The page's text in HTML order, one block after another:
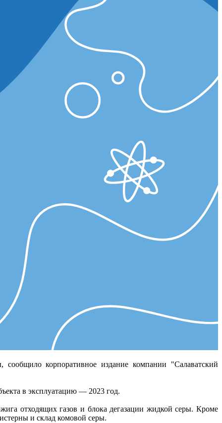
корпоративное издание компании "Салаватский
в эксплуатацию — 2023 год.
отходящих газов и блока дегазации жидкой серы. Кроме
и склад комовой серы.